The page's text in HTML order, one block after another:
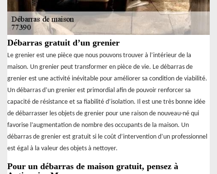
Débarras gratuit d’un grenier
Le grenier est une pièce que nous pouvons trouver à l’intérieur de la
maison. Un grenier peut transformer en pièce de vie. Le débarras de
grenier est une activité inévitable pour améliorer sa condition de viabilité.
Un débarras d’un grenier est primordial afin de pouvoir renforcer sa
capacité de résistance et sa fiabilité d’isolation. Il est une très bonne idée
de débarrasser les objets de grenier pour une raison de nouveau-né qui
favorise l’augmentation de nombre des occupants de la maison. Un
débarras de grenier est gratuit si le coût d’intervention d’un professionnel
est égal à la valeur des objets à nettoyer.
Pour un débarras de maison gratuit, pensez à